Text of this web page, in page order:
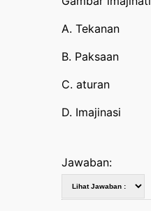
A. Tekanan
B. Paksaan
C. aturan
D. Imajinasi
Jawaban: